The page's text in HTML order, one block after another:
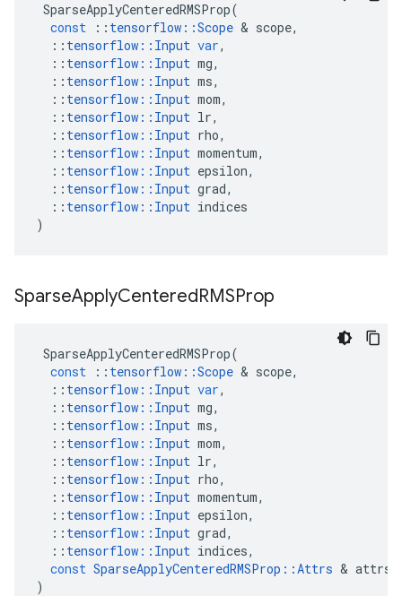
SparseApplyCenteredRMSProp(
const
:: tensorflow ::Scope & scope,
:: tensorflow :: Input var,
:: tensorflow :: Input mg,
:: tensorflow :: Input ms,
:: tensorflow :: Input mom,
:: tensorflow :: Input lr,
:: tensorflow :: Input rho,
:: tensorflow :: Input momentum,
:: tensorflow :: Input epsilon,
:: tensorflow :: Input grad,
:: tensorflow :: Input indices
)
SparseApplyCenteredRMSProp
SparseApplyCenteredRMSProp(
const
:: tensorflow ::Scope & scope,
:: tensorflow :: Input var,
:: tensorflow :: Input mg,
:: tensorflow :: Input ms,
:: tensorflow :: Input mom,
:: tensorflow :: Input lr,
:: tensorflow :: Input rho,
:: tensorflow :: Input momentum,
:: tensorflow :: Input epsilon,
:: tensorflow :: Input grad,
:: tensorflow :: Input indices,
const SparseApplyCenteredRMSProp ::Attrs & attrs
)